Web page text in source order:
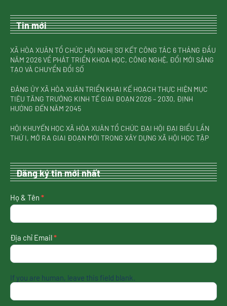
Tin mới
XÃ HÒA XUÂN TỔ CHỨC HỘI NGHỊ SƠ KẾT CÔNG TÁC 6 THÁNG ĐẦU
NĂM 2026 VỀ PHÁT TRIỂN KHOA HỌC, CÔNG NGHỆ, ĐỔI MỚI SÁNG
TẠO VÀ CHUYỂN ĐỔI SỐ
ĐẢNG ỦY XÃ HÒA XUÂN TRIỂN KHAI KẾ HOẠCH THỰC HIỆN MỤC
TIÊU TĂNG TRƯỞNG KINH TẾ GIAI ĐOẠN 2026 – 2030, ĐỊNH
HƯỚNG ĐẾN NĂM 2045
HỘI KHUYẾN HỌC XÃ HÒA XUÂN TỔ CHỨC ĐẠI HỘI ĐẠI BIỂU LẦN
THỨ I, MỞ RA GIAI ĐOẠN MỚI TRONG XÂY DỰNG XÃ HỘI HỌC TẬP
Đăng ký tin mới nhất
nhận
tin
nhất
Họ & Tên *
Địa chỉ Email*
If you are human, leave this field blank.